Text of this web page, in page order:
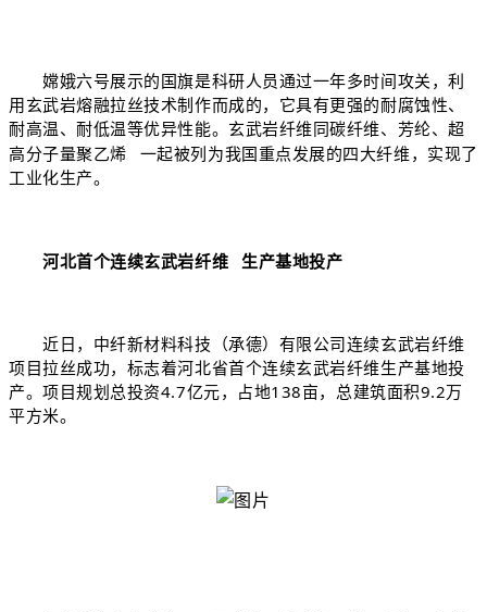
嫦娥六号展示的国旗是科研人员通过一年多时间攻关，利
用玄武岩熔融拉丝技术制作而成的，它具有更强的耐腐蚀性、
耐高温、耐低温等优异性能。玄武岩纤维同碳纤维、芳纶、超
高分子量聚乙烯
一起被列为我国重点发展的四大纤维，实现了
工业化生产。
河北首个连续玄武岩纤维 生产基地投产
近日，中纤新材料科技（承德）有限公司连续玄武岩纤维
项目拉丝成功，标志着河北省首个连续玄武岩纤维生产基地投
产。项目规划总投资4.7亿元，占地138亩，总建筑面积9.2万
平方米。